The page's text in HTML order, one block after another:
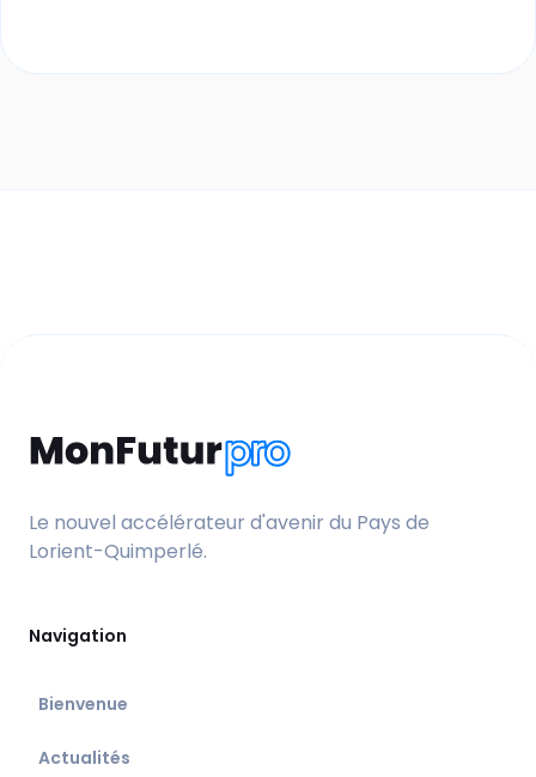
Le nouvel accélérateur d'avenir du Pays de
Lorient-Quimperlé.
Navigation
Bienvenue
Actualités